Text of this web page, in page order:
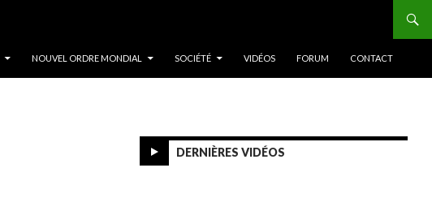
NOUVEL ORDRE MONDIAL SOCIÉTÉ VIDÉOS FORUM CONTACT
DERNIÈRES VIDÉOS